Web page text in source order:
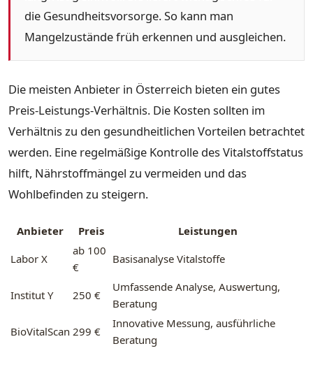
die Gesundheitsvorsorge. So kann man
Mangelzustände früh erkennen und ausgleichen.
Die meisten Anbieter in Österreich bieten ein gutes
Preis-Leistungs-Verhältnis. Die Kosten sollten im
Verhältnis zu den gesundheitlichen Vorteilen betrachtet
werden. Eine regelmäßige Kontrolle des Vitalstoffstatus
hilft, Nährstoffmängel zu vermeiden und das
Wohlbefinden zu steigern.
Anbieter Preis
Leistungen
Labor X
ab 100
€
Basisanalyse Vitalstoffe
Institut Y 250 €
Umfassende Analyse, Auswertung,
Beratung
BioVitalScan 299 €
Innovative Messung, ausführliche
Beratung